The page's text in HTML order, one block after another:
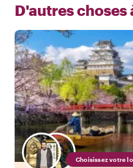
D'autres choses
Choisissez votre